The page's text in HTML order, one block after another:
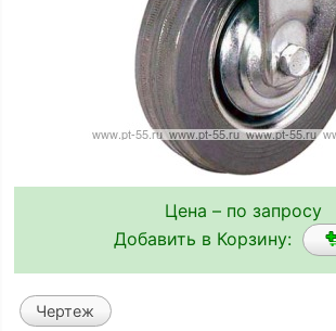
Цена – по запросу
Добавить в Корзину:
Чертеж